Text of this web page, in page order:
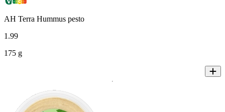
AH Terra Hummus pesto
1 .99
175 g